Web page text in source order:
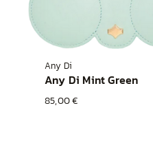
Any Di
Any Di Mint Green
85,00 €